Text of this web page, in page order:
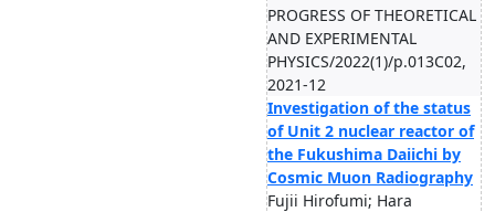
PROGRESS OF THEORETICAL
AND EXPERIMENTAL
PHYSICS/2022(1)/p.013C02,
2021-12
Investigation of the status
of Unit 2 nuclear reactor of
the Fukushima Daiichi by
Cosmic Muon Radiography
Fujii Hirofumi; Hara